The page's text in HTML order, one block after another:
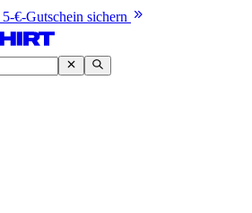
€-Gutschein sichern